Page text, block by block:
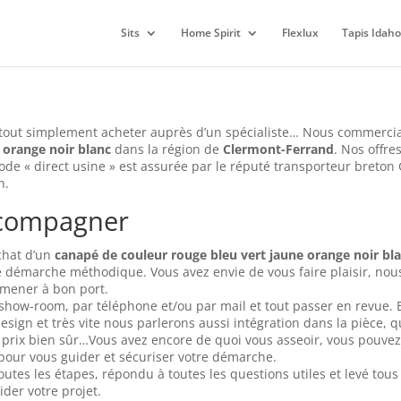
Sits Home Spirit Flexlux Tapis Idaho
simplement acheter auprès d’un spécialiste… Nous
noir blanc dans la région deClermont-Ferrand. Nos
« direct usine » est assurée par le réputé transporteur breton
d’uncanapé de couleur rouge bleu vert jaune orange noir
méthodique. Vous avez envie de vous faire plaisir,
à bon port.
room, par téléphone et/ou par mail et tout passer en revue.
et très vite nous parlerons aussi intégration dans la pièce,
bien sûr…Vous avez encore de quoi vous asseoir, vous
vous guider et sécuriser votre démarche.
les étapes, répondu à toutes les questions utiles et levé
votre projet.